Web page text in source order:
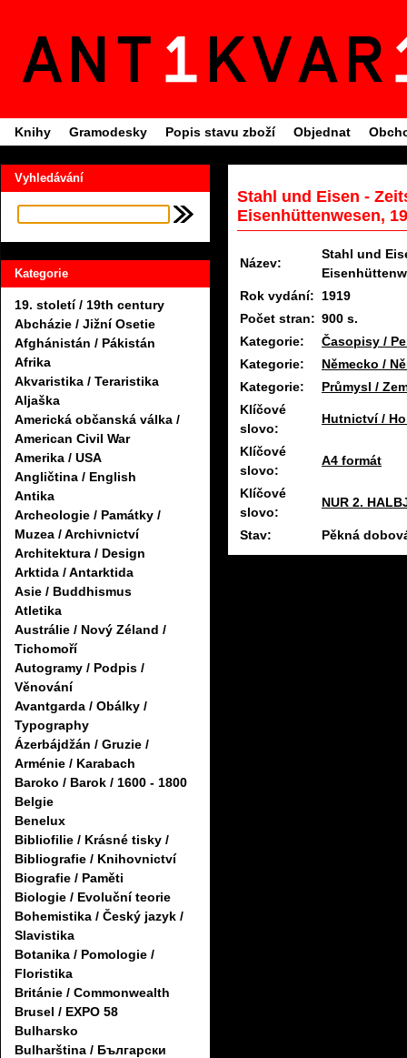
Knihy Gramodesky Popis stavu zboží Objednat
Vyhledávání
Kategorie
19. století / 19th century
Abcházie / Jižní Osetie
Afghánistán / Pákistán
Afrika
Akvaristika / Teraristika
Aljaška
Americká občanská válka /
American Civil War
Amerika / USA
Angličtina / English
Antika
Archeologie / Památky /
Muzea / Archivnictví
Architektura / Design
Arktida / Antarktida
Asie / Buddhismus
Atletika
Austrálie / Nový Zéland /
Tichomoří
Autogramy / Podpis /
Věnování
Avantgarda / Obálky /
Typography
Ázerbájdžán / Gruzie /
Arménie / Karabach
Baroko / Barok / 1600 - 1800
Belgie
Benelux
Bibliofilie / Krásné tisky /
Bibliografie / Knihovnictví
Biografie / Paměti
Biologie / Evoluční teorie
Bohemistika / Český jazyk /
Slavistika
Botanika / Pomologie /
Floristika
Británie / Commonwealth
Brusel / EXPO 58
Bulharsko
Bulharština / Български
Stahl und Eisen -
Eisenhüttenwesen,
Název:
Stahl und
Rok vydání:
1919
Počet stran: 900 s.
Kategorie:
Časopisy /
Kategorie:
Německo /
Kategorie:
Průmysl /
Klíčové
slovo:
Hutnictví /
Klíčové
slovo:
A4 formát
Klíčové
slovo:
NUR 2.
Stav: Pěkná